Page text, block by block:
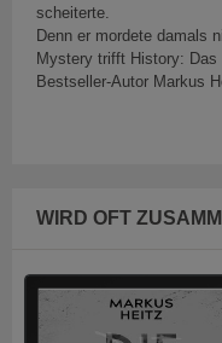
scheiterte.
Denn er mordete damals
Mystery trifft History: Das
Bestseller-Autor Markus
WIRD OFT